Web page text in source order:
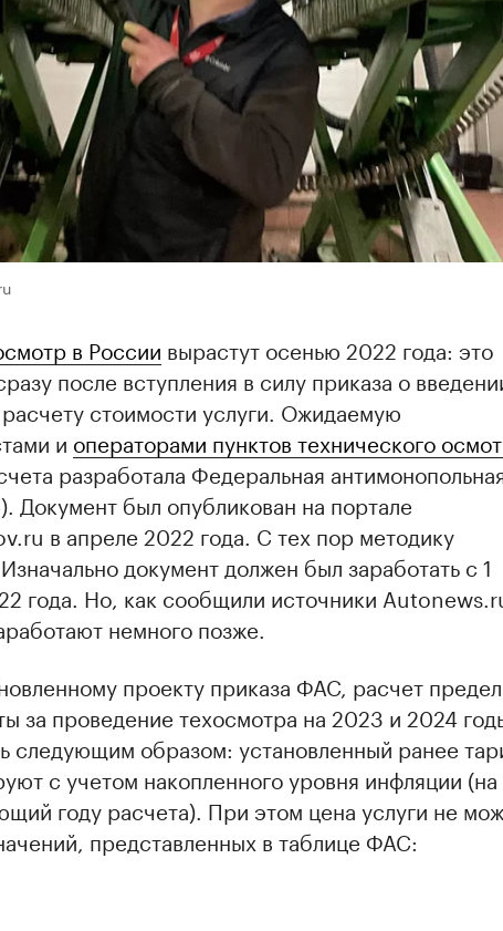
в России вырастут осенью 2022 года: это
после вступления в силу приказа о
стоимости услуги. Ожидаемую
и операторами пунктов технического
разработала Федеральная
Документ был опубликован на портале
в апреле 2022 года. С тех пор методику
документ должен был заработать с 1
года. Но, как сообщили источники
немного позже.
проекту приказа ФАС, расчет
за проведение техосмотра на 2023 и 2024
следующим образом: установленный ранее
с учетом накопленного уровня инфляции (на
году расчета). При этом цена услуги не
представленных в таблице ФАС: